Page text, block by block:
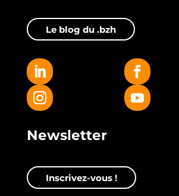
Le blog du .bzh
Newsletter
Inscrivez-vous !